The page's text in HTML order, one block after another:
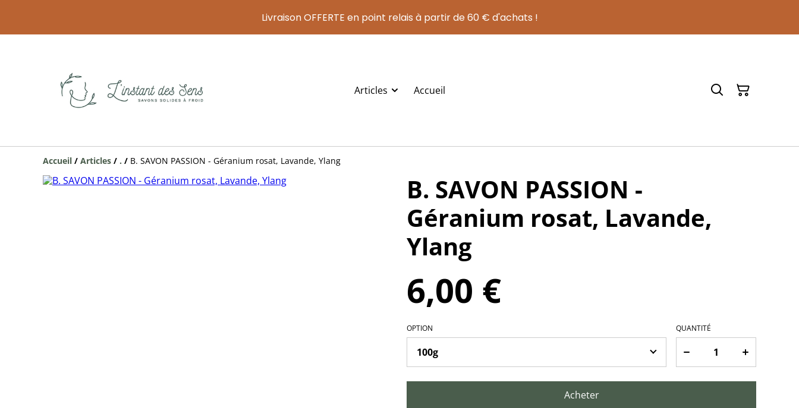
Livraison OFFERTE en point relais à partir de 60 € d'achats !
Articles Accueil
Accueil / Articles / . / B. SAVON PASSION - Géranium rosat, Lavande, Ylang
B. SAVON PASSION -
Géranium rosat, Lavande,
Ylang
6,00 €
OPTION QUANTITÉ
Acheter